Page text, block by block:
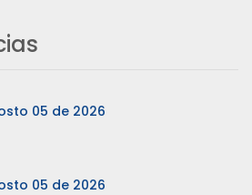
05 de 2026
05 de 2026